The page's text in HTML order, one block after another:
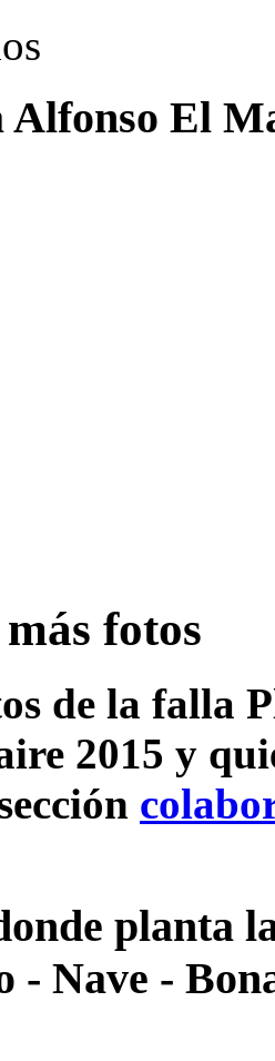
Alfonso El
fotos
de la falla
2015 y
planta
- Nave -